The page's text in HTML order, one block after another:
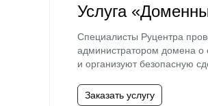
Услуга
Специалисты Руцентра
администратором домена о
и организуют безопасную
Заказать услугу